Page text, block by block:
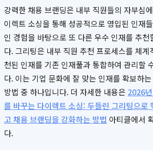
강력한 채용 브랜딩은 내부 직원들의 자부심
이렉트 소싱을 통해 성공적으로 영입된 인재
인 경험을 바탕으로 또 다른 우수 인재를 추천
다. 그리팅은 내부 직원 추천 프로세스를 체계
천된 인재를 기존 인재풀과 통합하여 관리할
다. 이는 기업 문화에 잘 맞는 인재를 확보하
방법 중 하나입니다. 더 자세한 내용은 2026
를 바꾸는 다이렉트 소싱: 두들린 그리팅으로
고 채용 브랜딩을 강화하는 방법 아티클에서
다.